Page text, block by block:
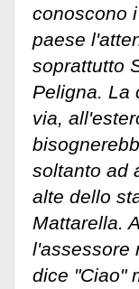
conoscono
paese
soprattutto
Peligna. La
via,
soltanto ad
alte dello
Mattarella.
l'assessore
dice "Ciao"